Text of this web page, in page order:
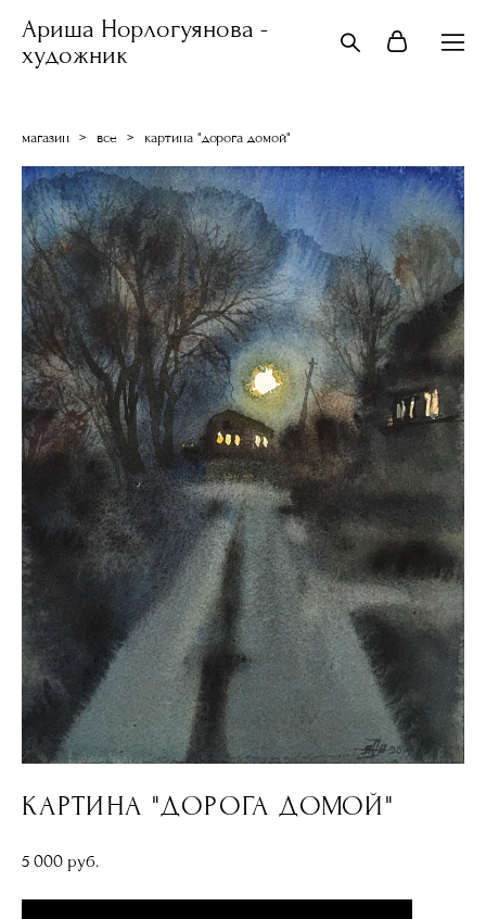
Ариша Норлогуянова -
художник
магазин > все > картина "дорога домой"
КАРТИНА "ДОРОГА ДОМОЙ"
5 000 pуб.